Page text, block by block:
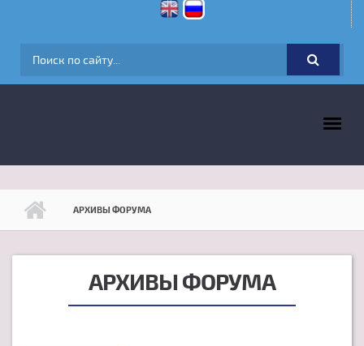
ФОРМА ПОИСКА
АРХИВЫ ФОРУМА
АРХИВЫ ФОРУМА